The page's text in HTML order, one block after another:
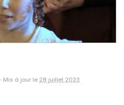
Mis à jour le 28 juillet 2023